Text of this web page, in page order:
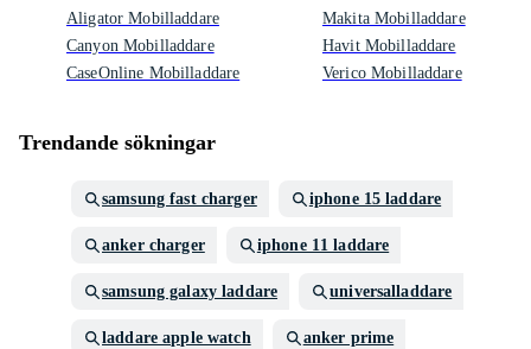
Aligator Mobilladdare
Canyon Mobilladdare
CaseOnline Mobilladdare
Makita Mobilladdare
Havit Mobilladdare
Verico Mobilladdare
Trendande sökningar
samsung fast charger iphone 15 laddare
anker charger iphone 11 laddare
samsung galaxy laddare universalladdare
laddare apple watch anker prime